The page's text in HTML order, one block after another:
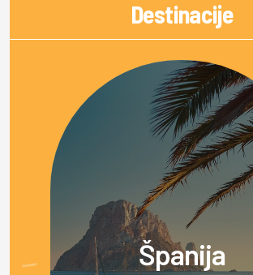
Destinacije
Španija